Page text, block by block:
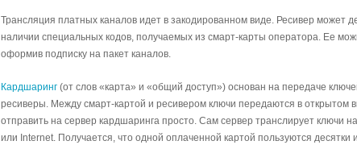
Трансляция платных каналов идет в закодированном виде. Ресивер может
наличии специальных кодов, получаемых из смарт-карты оператора. Ее
оформив подписку на пакет каналов.
Кардшаринг (от слов «карта» и «общий доступ») основан на передаче
ресиверы. Между смарт-картой и ресивером ключи передаются в открытом
отправить на сервер кардшаринга просто. Сам сервер транслирует ключи
или Internet. Получается, что одной оплаченной картой пользуются десятки